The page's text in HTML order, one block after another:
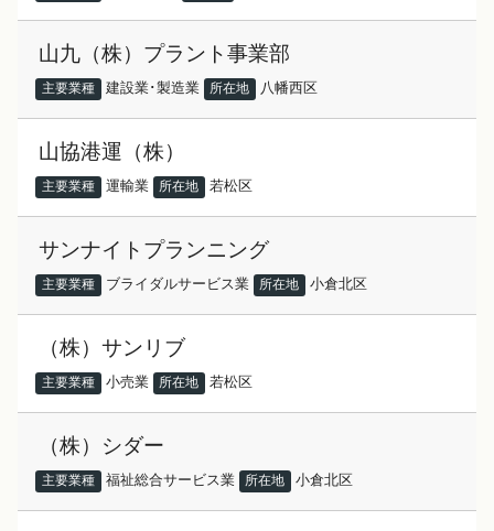
山九（株）プラント事業部
主要業種 建設業･製造業 所在地 八幡西区
山協港運（株）
主要業種 運輸業 所在地 若松区
サンナイトプランニング
主要業種 ブライダルサービス業 所在地 小倉北区
（株）サンリブ
主要業種 小売業 所在地 若松区
（株）シダー
主要業種 福祉総合サービス業 所在地 小倉北区